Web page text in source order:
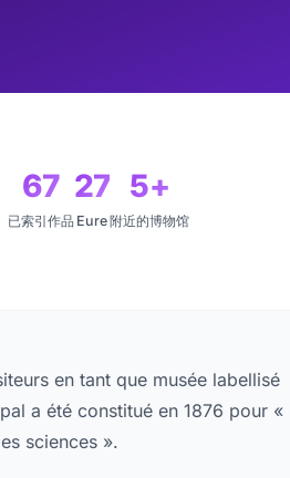
67
已索引作品
27
Eure
5+
附近的博物馆
en tant que musée labellisé
a été constitué en 1876 pour «
sciences ».